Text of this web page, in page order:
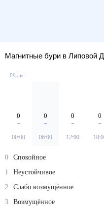
Магнитные бури в Липовой
09 авг
0
00:00
0
06:00
0
12:00
0
0
Спокойное
1
Неустойчивое
2
Слабо возмущённое
3
Возмущённое